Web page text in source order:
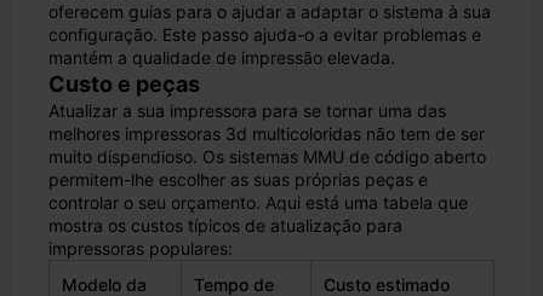
oferecem guias para o ajudar a adaptar o sistema à sua
configuração. Este passo ajuda-o a evitar problemas e
mantém a qualidade de impressão elevada.
Custo e peças
Atualizar a sua impressora para se tornar uma das
melhores impressoras 3d multicoloridas não tem de ser
muito dispendioso. Os sistemas MMU de código aberto
permitem-lhe escolher as suas próprias peças e
controlar o seu orçamento. Aqui está uma tabela que
mostra os custos típicos de atualização para
impressoras populares:
Modelo da
Tempo de
Custo estimado